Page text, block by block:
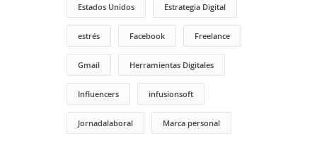
Estados Unidos Estrategia Digital
estrés Facebook Freelance
Gmail Herramientas Digitales
Influencers infusionsoft
Jornadalaboral Marca personal